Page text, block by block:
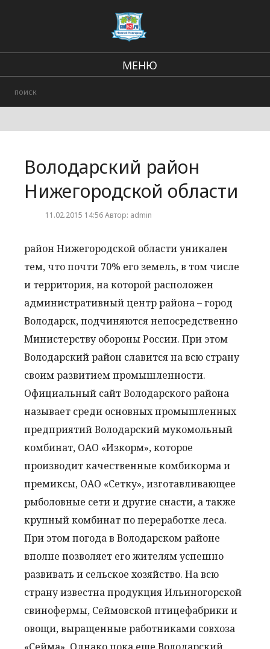
МЕНЮ
Городские события
Володарский район
Нижегородской области
11.02.2015 14:56 Автор: admin
район Нижегородской области уникален
тем, что почти 70% его земель, в том числе
и территория, на которой расположен
административный центр района – город
Володарск, подчиняются непосредственно
Министерству обороны России. При этом
Володарский район славится на всю страну
своим развитием промышленности.
Официальный сайт Володарского района
называет среди основных промышленных
предприятий Володарский мукомольный
комбинат, ОАО «Изкорм», которое
производит качественные комбикорма и
премиксы, ОАО «Сетку», изготавливающее
рыболовные сети и другие снасти, а также
крупный комбинат по переработке леса.
При этом погода в Володарском районе
вполне позволяет его жителям успешно
развивать и сельское хозяйство. На всю
страну известна продукция Ильиногорской
свинофермы, Сеймовской птицефабрики и
овощи, выращенные работниками совхоза